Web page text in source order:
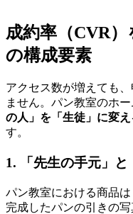
成約率（CVR
の構成要素
アクセス数が増えても
ません。パン教室のホー
の人」を「生徒」に変
す。
1. 「先生の手元」
パン教室における商品
完成したパンの引きの